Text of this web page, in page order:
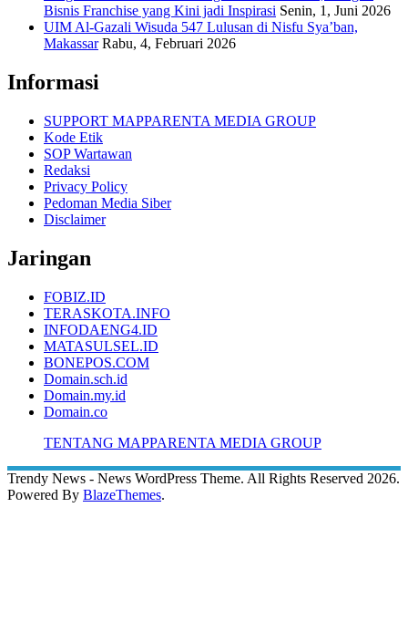
Bisnis Franchise yang Kini jadi Inspirasi Senin, 1, Juni 2026
UIM Al-Gazali Wisuda 547 Lulusan di Nisfu Sya’ban,
Makassar Rabu, 4, Februari 2026
Informasi
SUPPORT MAPPARENTA MEDIA GROUP
Kode Etik
SOP Wartawan
Redaksi
Privacy Policy
Pedoman Media Siber
Disclaimer
Jaringan
FOBIZ.ID
TERASKOTA.INFO
INFODAENG4.ID
MATASULSEL.ID
BONEPOS.COM
Domain.sch.id
Domain.my.id
Domain.co
TENTANG MAPPARENTA MEDIA GROUP
Trendy News - News WordPress Theme. All Rights Reserved 2026.
Powered By BlazeThemes.